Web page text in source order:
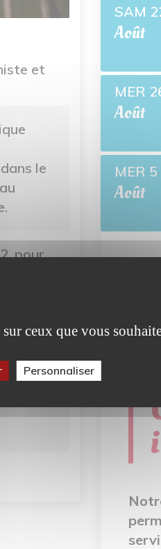
et
le
pour
SAM
Août
MER
Août
MER 5
Août
ceux que vous
Personnaliser